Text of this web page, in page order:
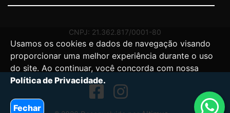
Usamos os cookies e dados de navegação visando
proporcionar uma melhor experiência durante o uso
do site. Ao continuar, você concorda com nossa
Política de Privacidade.
Fechar